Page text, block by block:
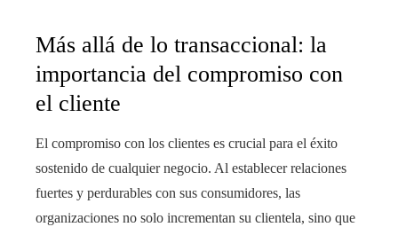
Más allá de lo transaccional: la
importancia del compromiso con
el cliente
El compromiso con los clientes es crucial para el éxito
sostenido de cualquier negocio. Al establecer relaciones
fuertes y perdurables con sus consumidores, las
organizaciones no solo incrementan su clientela, sino que